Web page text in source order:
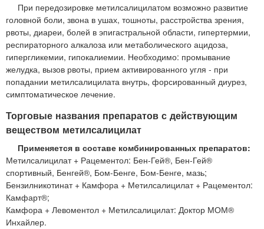
При передозировке метилсалицилатом возможно развитие
головной боли, звона в ушах, тошноты, расстройства зрения,
рвоты, диареи, болей в эпигастральной области, гипертермии,
респираторного алкалоза или метаболического ацидоза,
гипергликемии, гипокалиемии. Необходимо: промывание
желудка, вызов рвоты, прием активированного угля - при
попадании метилсалицилата внутрь, форсированный диурез,
симптоматическое лечение.
Торговые названия препаратов с действующим
веществом метилсалицилат
Применяется в составе комбинированных препаратов:
Метилсалицилат + Рацементол: Бен-Гей®, Бен-Гей®
спортивный, Бенгей®, Бом-Бенге, Бом-Бенге, мазь;
Бензилникотинат + Камфора + Метилсалицилат + Рацементол:
Камфарт®;
Камфора + Левоментол + Метилсалицилат: Доктор МОМ®
Инхайлер.